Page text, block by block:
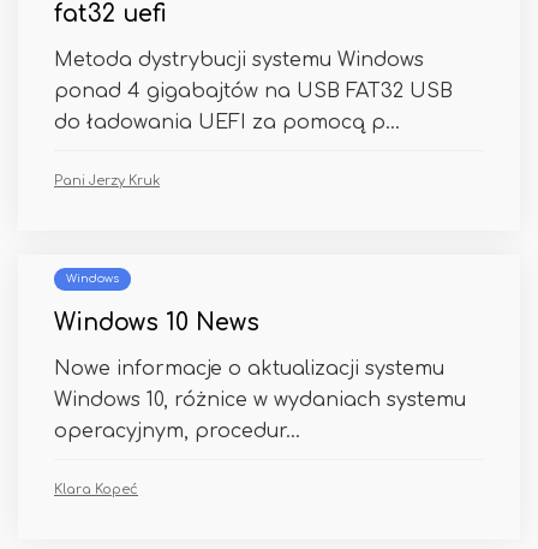
fat32 uefi
Metoda dystrybucji systemu Windows
ponad 4 gigabajtów na USB FAT32 USB
do ładowania UEFI za pomocą p...
Pani Jerzy Kruk
Windows
Windows 10 News
Nowe informacje o aktualizacji systemu
Windows 10, różnice w wydaniach systemu
operacyjnym, procedur...
Klara Kopeć